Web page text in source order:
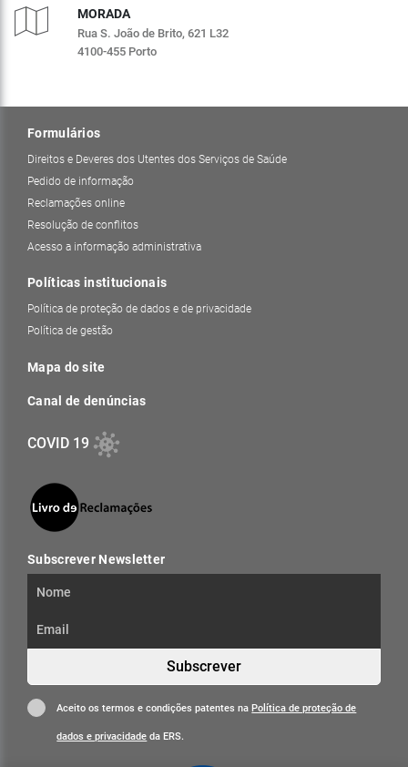
MORADA
Rua S. João de Brito, 621 L32
4100-455 Porto
Formulários
Direitos e Deveres dos Utentes dos Serviços de Saúde
Pedido de informação
Reclamações online
Resolução de conflitos
Acesso a informação administrativa
Políticas institucionais
Política de proteção de dados e de privacidade
Política de gestão
Mapa do site
Canal de denúncias
COVID 19
Subscrever Newsletter
Subscrever
Aceito os termos e condições patentes naPolítica de proteção de
dados e privacidade da ERS.